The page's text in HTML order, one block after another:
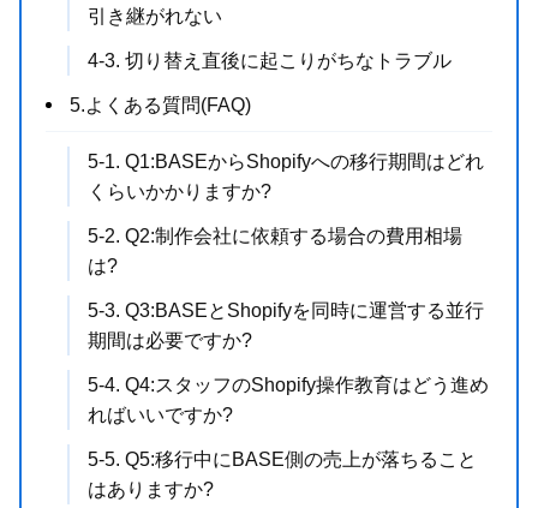
引き継がれない
4-3. 切り替え直後に起こりがちなトラブル
5.よくある質問(FAQ)
5-1. Q1:BASEからShopifyへの移行期間はどれ
くらいかかりますか?
5-2. Q2:制作会社に依頼する場合の費用相場
は?
5-3. Q3:BASEとShopifyを同時に運営する並行
期間は必要ですか?
5-4. Q4:スタッフのShopify操作教育はどう進め
ればいいですか?
5-5. Q5:移行中にBASE側の売上が落ちること
はありますか?